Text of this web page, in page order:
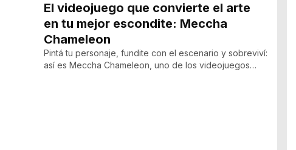
El videojuego que convierte el arte
en tu mejor escondite: Meccha
Chameleon
Pintá tu personaje, fundite con el escenario y sobreviví:
así es Meccha Chameleon, uno de los videojuegos